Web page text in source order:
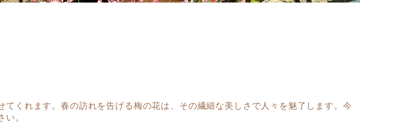
くれます。春の訪れを告げる梅の花は、その繊細な美しさで人々を魅了します。今
。